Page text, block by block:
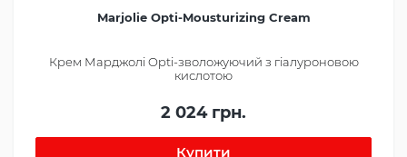
Marjolie Opti-Mousturizing Cream
Крем Марджолі Opti-зволожуючий з гіалуроновою
кислотою
2 024 грн.